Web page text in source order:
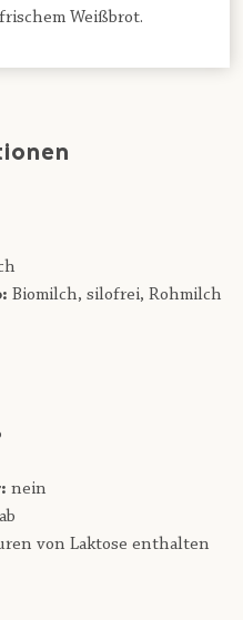
Weißbrot.
Biomilch, silofrei, Rohmilch
nein
von Laktose enthalten